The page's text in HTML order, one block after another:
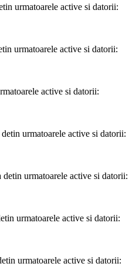
urmatoarele active si datorii:
urmatoarele active si datorii:
active si datorii:
urmatoarele active si datorii:
urmatoarele active si datorii:
urmatoarele active si datorii:
urmatoarele active si datorii: